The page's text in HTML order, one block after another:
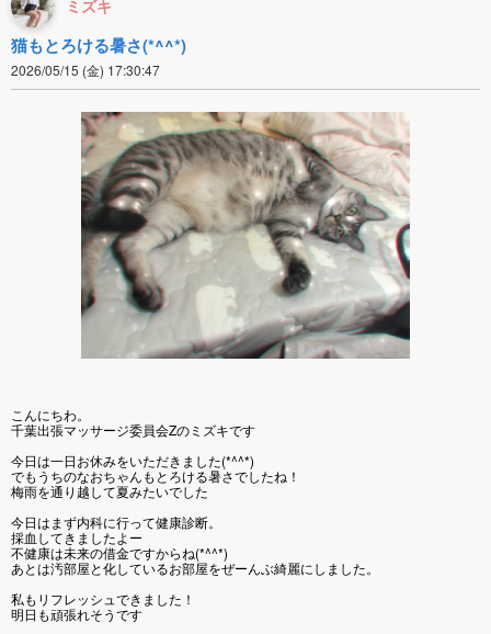
ミズキ
猫もとろける暑さ(*^^*)
2026/05/15 (金) 17:30:47
こんにちわ。
千葉出張マッサージ委員会Zのミズキです
今日は一日お休みをいただきました(*^^*)
でもうちのなおちゃんもとろける暑さでしたね！
梅雨を通り越して夏みたいでした
今日はまず内科に行って健康診断。
採血してきましたよー
不健康は未来の借金ですからね(*^^*)
あとは汚部屋と化しているお部屋をぜーんぶ綺麗にしました。
私もリフレッシュできました！
明日も頑張れそうです